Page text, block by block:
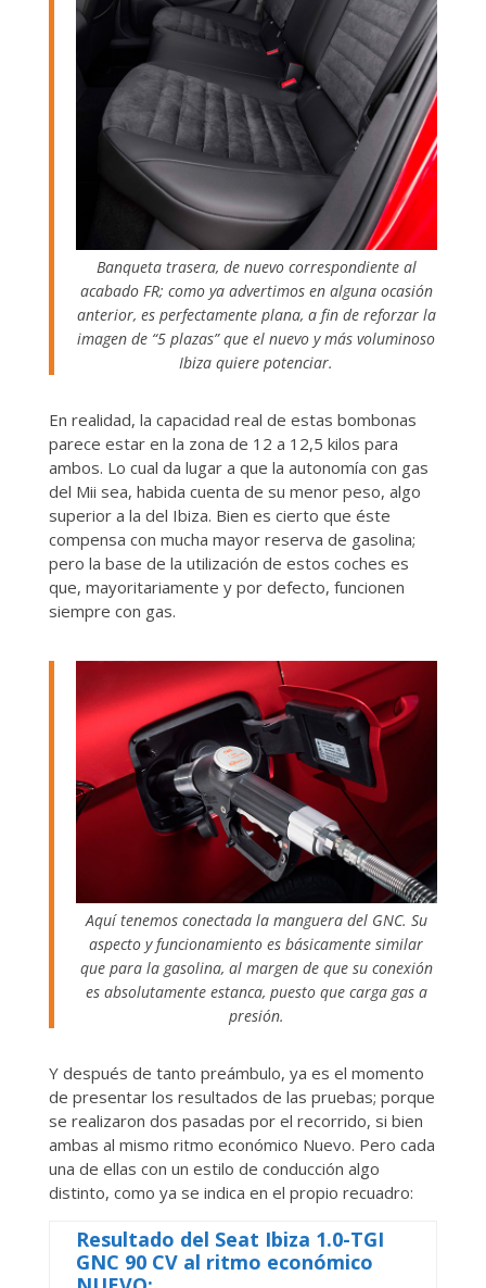
Banqueta trasera, de nuevo correspondiente al
acabado FR; como ya advertimos en alguna ocasión
anterior, es perfectamente plana, a fin de reforzar la
imagen de “5 plazas” que el nuevo y más voluminoso
Ibiza quiere potenciar.
En realidad, la capacidad real de estas bombonas
parece estar en la zona de 12 a 12,5 kilos para
ambos. Lo cual da lugar a que la autonomía con gas
del Mii sea, habida cuenta de su menor peso, algo
superior a la del Ibiza. Bien es cierto que éste
compensa con mucha mayor reserva de gasolina;
pero la base de la utilización de estos coches es
que, mayoritariamente y por defecto, funcionen
siempre con gas.
Aquí tenemos conectada la manguera del GNC. Su
aspecto y funcionamiento es básicamente similar
que para la gasolina, al margen de que su conexión
es absolutamente estanca, puesto que carga gas a
presión.
Y después de tanto preámbulo, ya es el momento
de presentar los resultados de las pruebas; porque
se realizaron dos pasadas por el recorrido, si bien
ambas al mismo ritmo económico Nuevo. Pero cada
una de ellas con un estilo de conducción algo
distinto, como ya se indica en el propio recuadro:
Resultado del Seat Ibiza 1.0-TGI
GNC 90 CV al ritmo económico